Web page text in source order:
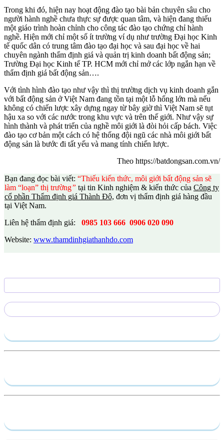
Trong khi đó, hiện nay hoạt động đào tạo bài bản chuyên sâu cho
người hành nghề chưa thực sự được quan tâm, và hiện đang thiếu
một giáo trình hoàn chỉnh cho công tác đào tạo chứng chỉ hành
nghề. Hiện mới chỉ một số ít trường ví dụ như trường Đại học Kinh
tế quốc dân có trung tâm đào tạo đại học và sau đại học về hai
chuyên ngành thẩm định giá và quản trị kinh doanh bất động sản;
Trường Đại học Kinh tế TP. HCM mới chỉ mở các lớp ngắn hạn về
thẩm định giá bất động sản….
Với tình hình đào tạo như vậy thì thị trường dịch vụ kinh doanh gắn
với bất động sản ở Việt Nam đang tồn tại một lỗ hổng lớn mà nếu
không có chiến lược xây dựng ngay từ bây giờ thì Việt Nam sẽ tụt
hậu xa so với các nước trong khu vực và trên thế giới. Như vậy sự
hình thành và phát triển của nghề môi giới là đòi hỏi cấp bách. Việc
đào tạo cơ bản một cách có hệ thống đội ngũ các nhà môi giới bất
động sản là bước đi tất yếu và mang tính chiến lược.
Theo https://batdongsan.com.vn/
Bạn đang đọc bài viết: “Thiếu kiến thức, môi giới bất động sản sẽ
làm “loạn” thị trường” tại tin Kinh nghiệm & kiến thức của Công ty
cổ phần Thẩm định giá Thành Đô, đơn vị thẩm định giá hàng đầu
tại Việt Nam.
Liên hệ thẩm định giá:
0985 103 666 0906 020 090
Website: www.thamdinhgiathanhdo.com